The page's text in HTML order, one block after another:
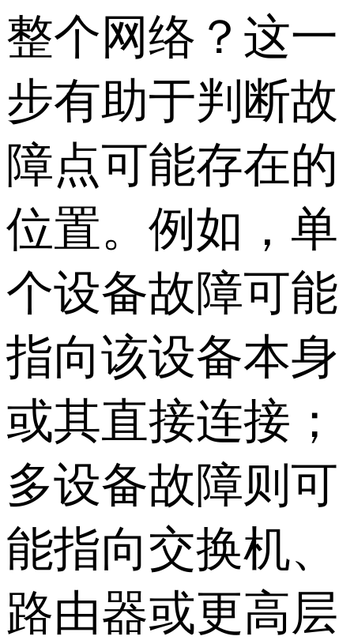
整个网络？这一
步有助于判断故
障点可能存在的
位置。例如，单
个设备故障可能
指向该设备本身
或其直接连接；
多设备故障则可
能指向交换机、
路由器或更高层